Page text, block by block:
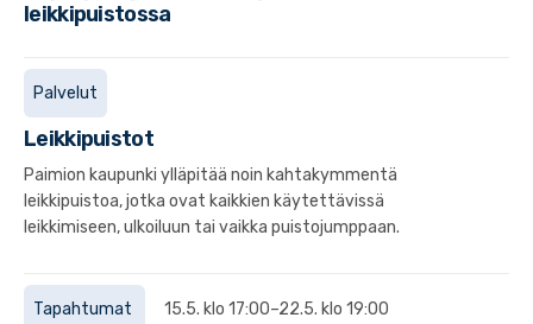
leikkipuistossa
Palvelut
Leikkipuistot
Paimion kaupunki ylläpitää noin kahtakymmentä
leikkipuistoa, jotka ovat kaikkien käytettävissä
leikkimiseen, ulkoiluun tai vaikka puistojumppaan.
Tapahtumat 15.5. klo 17:00–22.5. klo 19:00